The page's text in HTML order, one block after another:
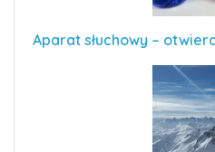
Aparat słuchowy –